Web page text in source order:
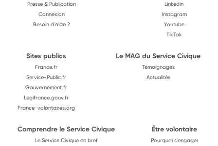
Presse & Publication
Connexion
Besoin d'aide ?
Linkedin
Instagram
Youtube
TikTok
Sites publics
France.fr
Service-Public.fr
Gouvernement.fr
Legifrance.gouv.fr
France-volontaires.org
Le MAG du Service Civique
Témoignages
Actualités
Comprendre le Service Civique
Le Service Civique en bref
Être volontaire
Pourquoi s'engager